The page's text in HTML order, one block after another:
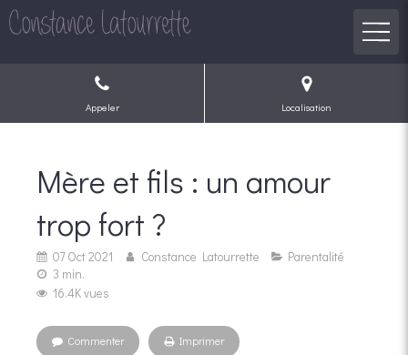
Appeler Localisation
Mère et fils : un amour
trop fort ?
07 Oct 2021 Constance Latourrette
Parentalité
3 min.
16.4K vues
Commenter Imprimer